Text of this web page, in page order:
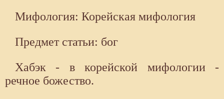
Мифология: Корейская мифология
Предмет статьи: бог
Хабэк - в корейской мифологии -
речное божество.